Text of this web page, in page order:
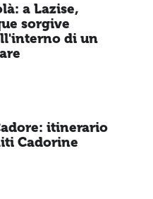
a Lazise,
sorgive
di un
itinerario
Cadorine